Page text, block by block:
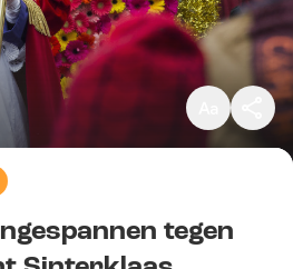
Klein
Standaard
Groot
tegen